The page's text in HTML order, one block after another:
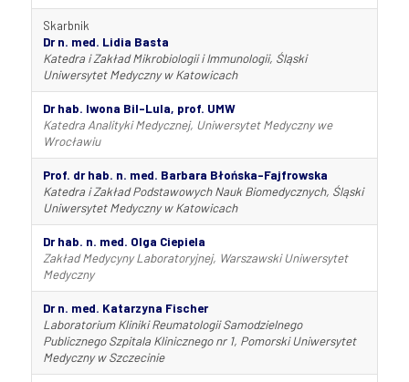
Skarbnik
Dr n. med. Lidia Basta
Katedra i Zakład Mikrobiologii i Immunologii, Śląski
Uniwersytet Medyczny w Katowicach
Dr hab. Iwona Bil-Lula, prof. UMW
Katedra Analityki Medycznej, Uniwersytet Medyczny we
Wrocławiu
Prof. dr hab. n. med. Barbara Błońska-Fajfrowska
Katedra i Zakład Podstawowych Nauk Biomedycznych, Śląski
Uniwersytet Medyczny w Katowicach
Dr hab. n. med. Olga Ciepiela
Zakład Medycyny Laboratoryjnej, Warszawski Uniwersytet
Medyczny
Dr n. med. Katarzyna Fischer
Laboratorium Kliniki Reumatologii Samodzielnego
Publicznego Szpitala Klinicznego nr 1, Pomorski Uniwersytet
Medyczny w Szczecinie